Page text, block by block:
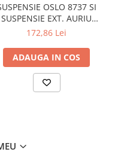
OSLO 8737 SI
SUSPENSIE EXT. AURIU
ANTIC TRANSPARENT E27
172,86 Lei
ADAUGA IN COS